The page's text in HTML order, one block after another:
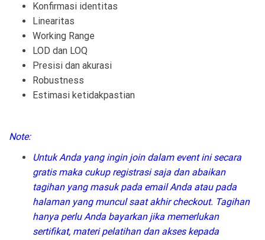
Konfirmasi identitas
Linearitas
Working Range
LOD dan LOQ
Presisi dan akurasi
Robustness
Estimasi ketidakpastian
Note:
Untuk Anda yang ingin join dalam event ini secara
gratis maka cukup registrasi saja dan abaikan
tagihan yang masuk pada email Anda atau pada
halaman yang muncul saat akhir checkout. Tagihan
hanya perlu Anda bayarkan jika memerlukan
sertifikat, materi pelatihan dan akses kepada